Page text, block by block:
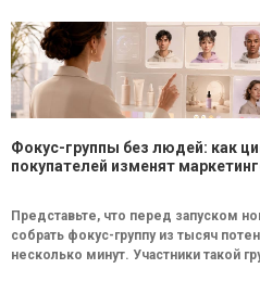
Фокус-группы без людей: как
покупателей изменят
Представьте, что перед запуском
собрать фокус-группу из тысяч
несколько минут. Участники такой